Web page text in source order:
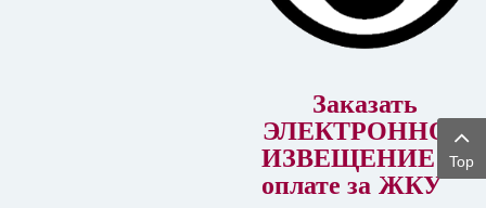
Заказать
ЭЛЕКТРОННОЕ
ИЗВЕЩЕНИЕ об
оплате за ЖКУ
Top